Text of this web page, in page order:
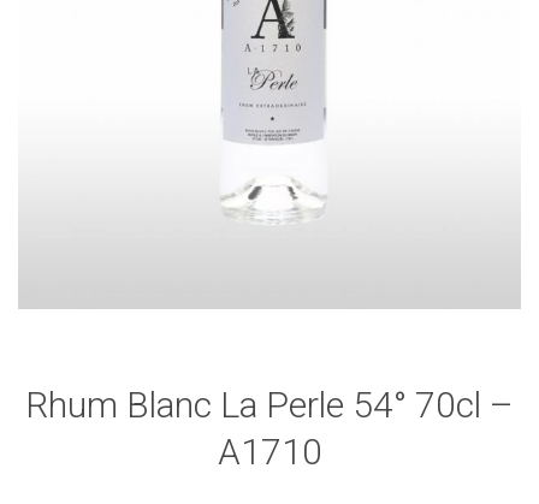
Rhum Blanc La Perle 54° 70cl –
A1710